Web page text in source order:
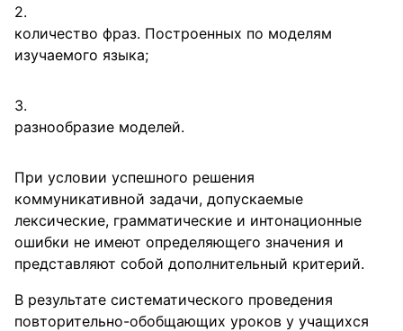
количество фраз. Построенных по моделям
изучаемого языка;
разнообразие моделей.
При условии успешного решения
коммуникативной задачи, допускаемые
лексические, грамматические и интонационные
ошибки не имеют определяющего значения и
представляют собой дополнительный критерий.
В результате систематического проведения
повторительно-обобщающих уроков у учащихся